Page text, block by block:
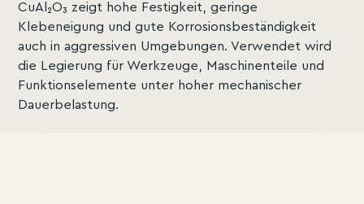
CuAl₂O₃ zeigt hohe Festigkeit, geringe
Klebeneigung und gute Korrosionsbeständigkeit
auch in aggressiven Umgebungen. Verwendet wird
die Legierung für Werkzeuge, Maschinenteile und
Funktionselemente unter hoher mechanischer
Dauerbelastung.